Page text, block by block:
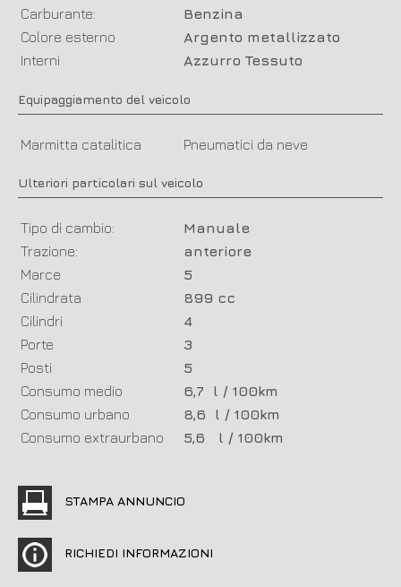
Carburante:
Benzina
Colore esterno
Argento metallizzato
Interni
Azzurro Tessuto
Equipaggiamento del veicolo
Marmitta catalitica Pneumatici da neve
Ulteriori particolari sul veicolo
Tipo di cambio:
Manuale
Trazione:
anteriore
Marce
5
Cilindrata
899 cc
Cilindri
4
Porte
3
Posti
5
Consumo medio
6,7 l / 100km
Consumo urbano
8,6 l / 100km
Consumo extraurbano
5,6 l / 100km
STAMPA ANNUNCIO
RICHIEDI INFORMAZIONI